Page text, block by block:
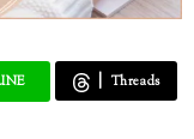
Threads